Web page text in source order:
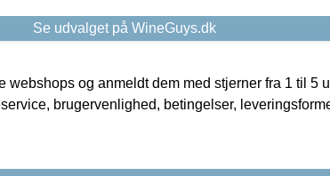
Se udvalget på WineGuys.dk
og anmeldt dem med stjerner fra 1 til 5
brugervenlighed, betingelser,